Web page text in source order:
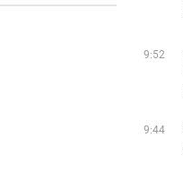
9:52
9:44